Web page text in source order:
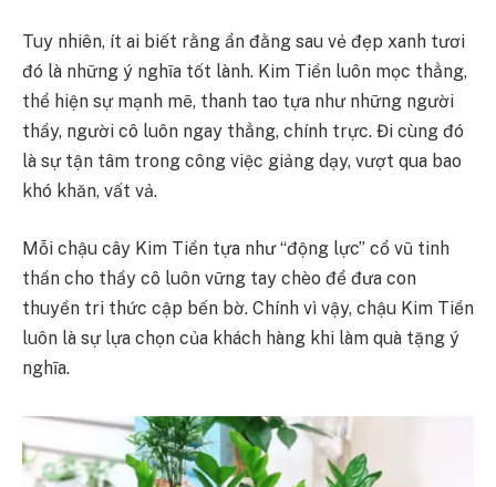
Tuy nhiên, ít ai biết rằng ẩn đằng sau vẻ đẹp xanh tươi
đó là những ý nghĩa tốt lành. Kim Tiền luôn mọc thẳng,
thể hiện sự mạnh mẽ, thanh tao tựa như những người
thầy, người cô luôn ngay thẳng, chính trực. Đi cùng đó
là sự tận tâm trong công việc giảng dạy, vượt qua bao
khó khăn, vất vả.
Mỗi chậu cây Kim Tiền tựa như “động lực” cổ vũ tinh
thần cho thầy cô luôn vững tay chèo để đưa con
thuyền tri thức cập bến bờ. Chính vì vậy, chậu Kim Tiền
luôn là sự lựa chọn của khách hàng khi làm quà tặng ý
nghĩa.